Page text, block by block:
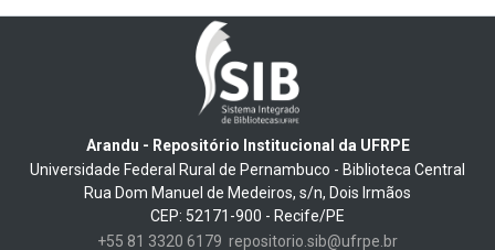
Arandu - Repositório Institucional da UFRPE
Universidade Federal Rural de Pernambuco - Biblioteca Central
Rua Dom Manuel de Medeiros, s/n, Dois Irmãos
CEP: 52171-900 - Recife/PE
+55 81 3320 6179 repositorio.sib@ufrpe.br